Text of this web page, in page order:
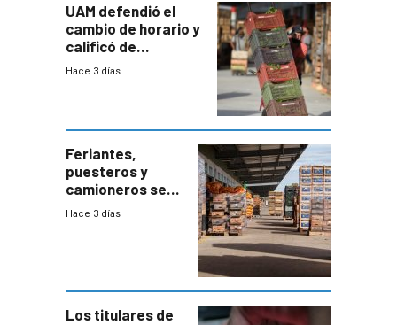
UAM defendió el
cambio de horario y
calificó de
“desproporcionado”
Hace 3 días
Feriantes,
puesteros y
camioneros se
movilizaron en
Hace 3 días
Los titulares de